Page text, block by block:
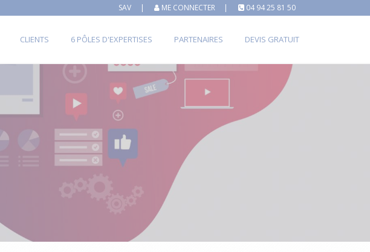
SAV | ME CONNECTER | 04 94 25 81 50
CLIENTS 6 PÔLES D'EXPERTISES PARTENAIRES DEVIS GRATUIT